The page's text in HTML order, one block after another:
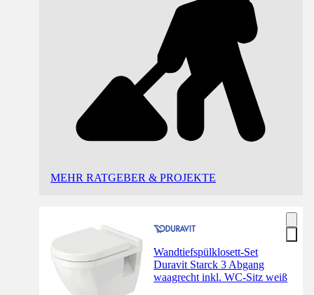
MEHR RATGEBER & PROJEKTE
Wandtiefspülklosett-Set
Duravit Starck 3 Abgang
waagrecht inkl. WC-Sitz weiß